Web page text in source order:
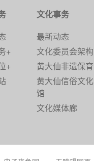
+
+
文化事务
最新动态
文化委员会架构
黄大仙非遗保育
黄大仙信俗文化
馆
文化媒体廊